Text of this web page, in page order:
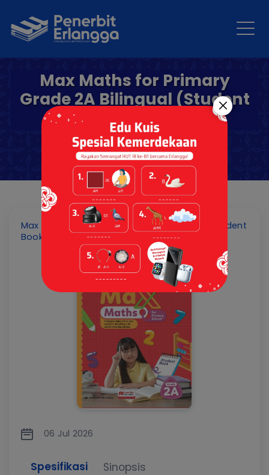
Max Maths for Primary
Grade 2A Bilingual (Student
Book)
Max Maths for Primary Grade 2A Bilingual (Student
Book)
06 Jul 2026
Spesifikasi Sinopsis